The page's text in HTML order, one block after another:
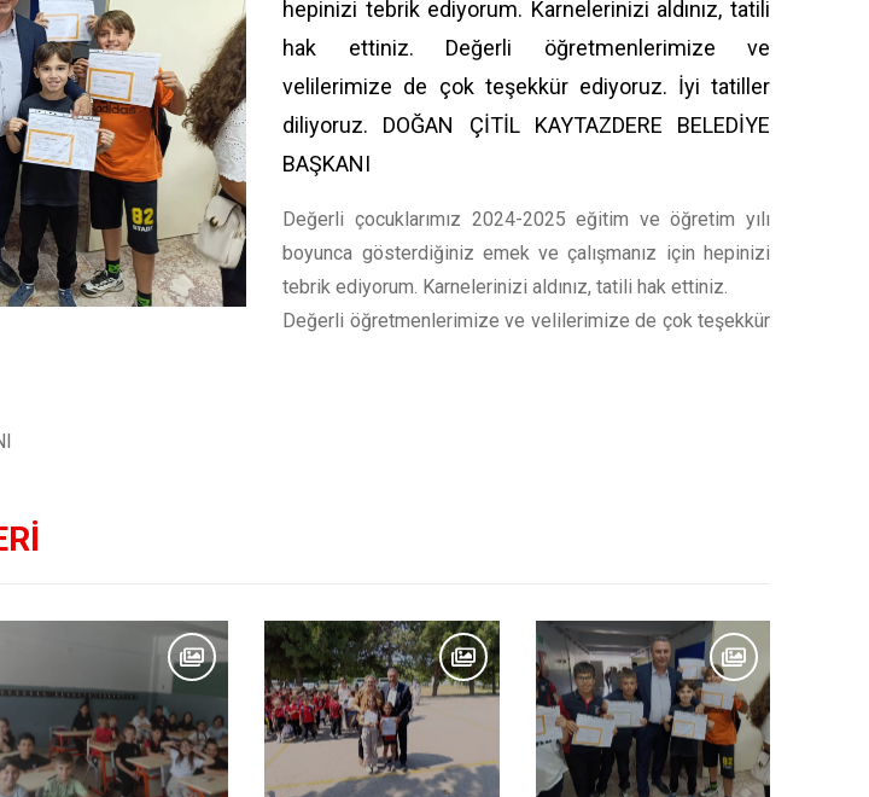
hepinizi tebrik ediyorum. Karnelerinizi aldınız, tatili
hak ettiniz. Değerli öğretmenlerimize ve
velilerimize de çok teşekkür ediyoruz. İyi tatiller
diliyoruz. DOĞAN ÇİTİL KAYTAZDERE BELEDİYE
BAŞKANI
Değerli çocuklarımız 2024-2025 eğitim ve öğretim yılı
boyunca gösterdiğiniz emek ve çalışmanız için hepinizi
tebrik ediyorum. Karnelerinizi aldınız, tatili hak ettiniz.
Değerli öğretmenlerimize ve velilerimize de çok teşekkür